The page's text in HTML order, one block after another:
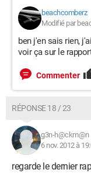
beachcomberz
Modifié par
ben j'en sais rien,
voir ça sur le
Commenter
RÉPONSE 18 / 23
g3n-h@ckm@n
6 nov. 2012 à
regarde le dernier